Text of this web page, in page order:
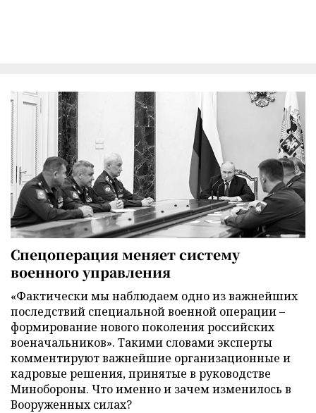
Спецоперация меняет систему
военного управления
«Фактически мы наблюдаем одно из важнейших
последствий специальной военной операции –
формирование нового поколения российских
военачальников». Такими словами эксперты
комментируют важнейшие организационные и
кадровые решения, принятые в руководстве
Минобороны. Что именно и зачем изменилось в
Вооруженных силах?